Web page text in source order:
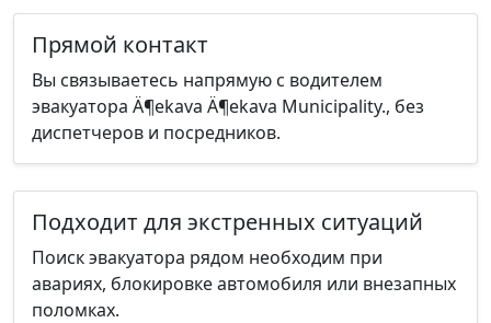
Прямой контакт
Вы связываетесь напрямую с водителем
эвакуатора Ä¶ekava Ä¶ekava Municipality., без
диспетчеров и посредников.
Подходит для экстренных ситуаций
Поиск эвакуатора рядом необходим при
авариях, блокировке автомобиля или внезапных
поломках.